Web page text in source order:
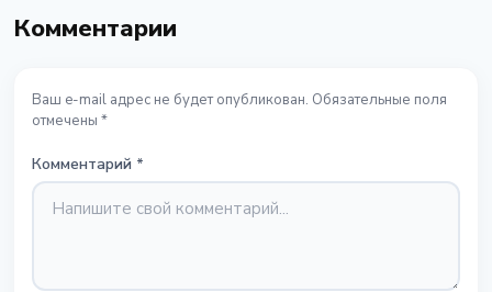
Комментарии
Ваш e-mail адрес не будет опубликован. Обязательные поля
отмечены *
Комментарий *